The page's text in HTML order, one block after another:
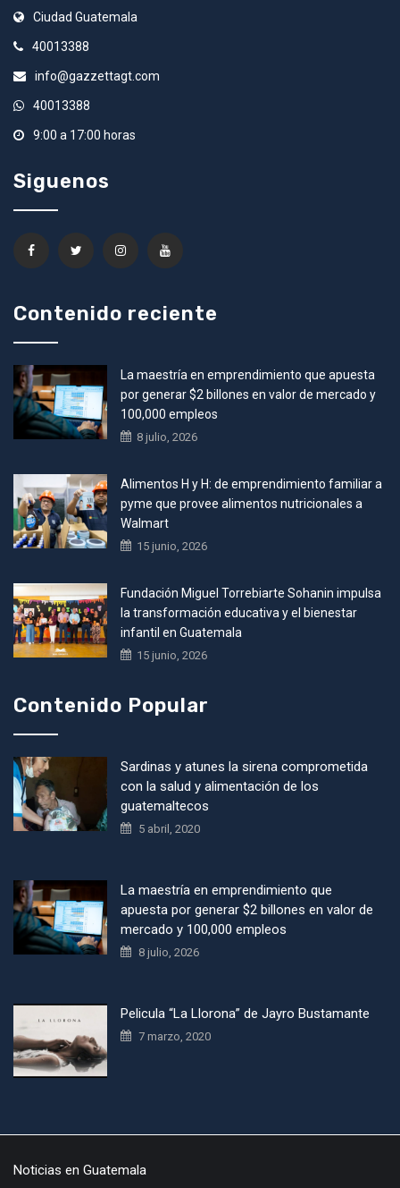
Ciudad Guatemala
40013388
info@gazzettagt.com
40013388
9:00 a 17:00 horas
Siguenos
Contenido reciente
La maestría en emprendimiento que apuesta
por generar $2 billones en valor de mercado y
100,000 empleos
8 julio, 2026
Alimentos H y H: de emprendimiento familiar a
pyme que provee alimentos nutricionales a
Walmart
15 junio, 2026
Fundación Miguel Torrebiarte Sohanin impulsa
la transformación educativa y el bienestar
infantil en Guatemala
15 junio, 2026
Contenido Popular
Sardinas y atunes la sirena comprometida
con la salud y alimentación de los
guatemaltecos
5 abril, 2020
La maestría en emprendimiento que
apuesta por generar $2 billones en valor de
mercado y 100,000 empleos
8 julio, 2026
Pelicula “La Llorona” de Jayro Bustamante
7 marzo, 2020
Noticias en Guatemala